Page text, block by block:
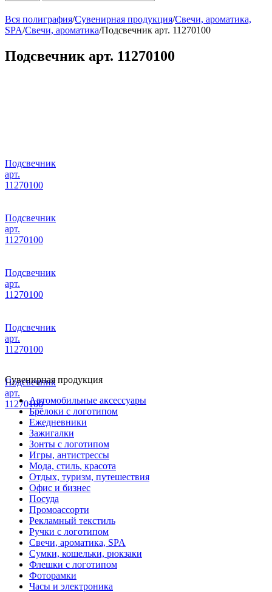
Вся полиграфия/Сувенирная продукция/Свечи, ароматика,
SPA/Свечи, ароматика/Подсвечник арт. 11270100
Подсвечник арт. 11270100
Подсвечник
арт.
11270100
Подсвечник
арт.
11270100
Подсвечник
арт.
11270100
Подсвечник
арт.
11270100
Подсвечник
арт.
11270100
Сувенирная продукция
Автомобильные аксессуары
Брелоки с логотипом
Ежедневники
Зажигалки
Зонты с логотипом
Игры, антистрессы
Мода, стиль, красота
Отдых, туризм, путешествия
Офис и бизнес
Посуда
Промоассорти
Рекламный текстиль
Ручки с логотипом
Свечи, ароматика, SPA
Сумки, кошельки, рюкзаки
Флешки с логотипом
Фоторамки
Часы и электроника